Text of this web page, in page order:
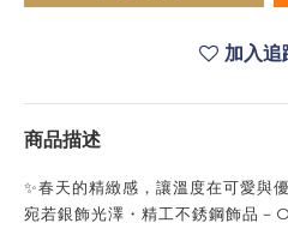
加入追
商品描述
✨春天的精緻感，讓溫度在可愛與
宛若銀飾光澤・精工不銹鋼飾品－